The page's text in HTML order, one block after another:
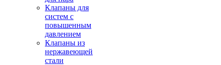
Клапаны для
систем с
повышенным
давлением
Клапаны из
нержавеющей
стали